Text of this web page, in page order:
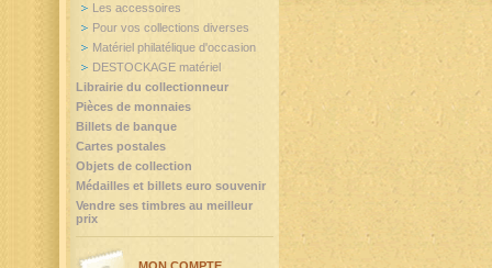
Les accessoires
Pour vos collections diverses
Matériel philatélique d'occasion
DESTOCKAGE matériel
Librairie du collectionneur
Pièces de monnaies
Billets de banque
Cartes postales
Objets de collection
Médailles et billets euro souvenir
Vendre ses timbres au meilleur
prix